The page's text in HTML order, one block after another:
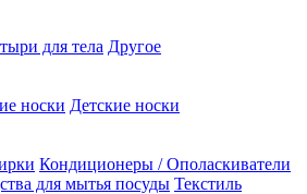
для тела Другое
носки Детские носки
Кондиционеры / Ополаскиватели
для мытья посуды Текстиль